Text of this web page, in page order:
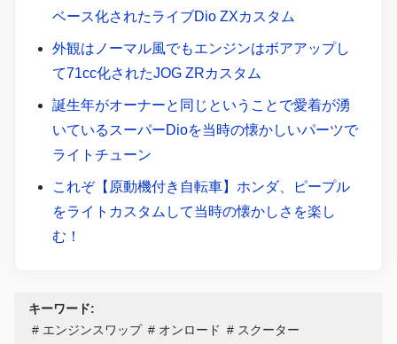
ベース化されたライブDio ZXカスタム
外観はノーマル風でもエンジンはボアアップし
て71cc化されたJOG ZRカスタム
誕生年がオーナーと同じということで愛着が湧
いているスーパーDioを当時の懐かしいパーツで
ライトチューン
これぞ【原動機付き自転車】ホンダ、ピープル
をライトカスタムして当時の懐かしさを楽し
む！
キーワード:
エンジンスワップ
オンロード
スクーター